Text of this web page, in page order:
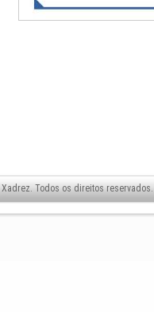
Todos os direitos reservados.